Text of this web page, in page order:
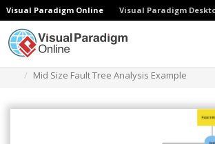
Visual Paradigm Online Visual Paradigm
Mid Size Fault Tree Analysis Example